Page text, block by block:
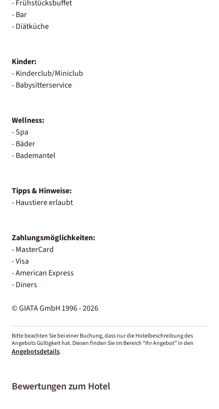
- Frühstücksbuffet
- Bar
- Diätküche
Kinder:
- Kinderclub/Miniclub
- Babysitterservice
Wellness:
- Spa
- Bäder
- Bademantel
Tipps & Hinweise:
- Haustiere erlaubt
Zahlungsmöglichkeiten:
- MasterCard
- Visa
- American Express
- Diners
© GIATA GmbH 1996 - 2026
Bitte beachten Sie bei einer Buchung, dass nur die Hotelbeschreibung des
Angebots Gültigkeit hat. Diesen finden Sie im Bereich “Ihr Angebot” in den
Angebotsdetails.
Bewertungen zum Hotel